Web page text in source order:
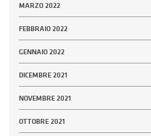
MARZO 2022
FEBBRAIO 2022
GENNAIO 2022
DICEMBRE 2021
NOVEMBRE 2021
OTTOBRE 2021